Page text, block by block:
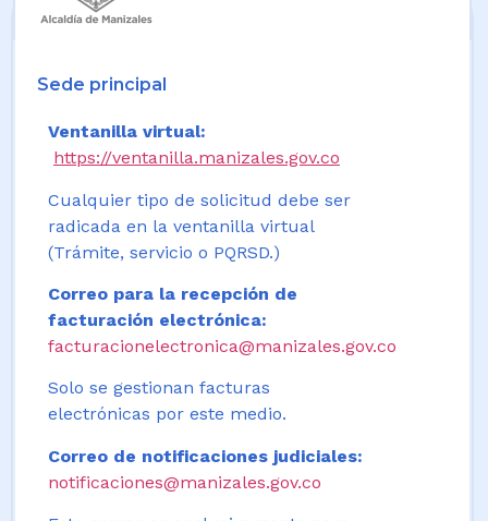
Sede principal
Ventanilla virtual:
https://ventanilla.manizales.gov.co
Cualquier tipo de solicitud debe ser
radicada en la ventanilla virtual
(Trámite, servicio o PQRSD.)
Correo para la recepción de
facturación electrónica:
facturacionelectronica@manizales.gov.co
Solo se gestionan facturas
electrónicas por este medio.
Correo de notificaciones judiciales:
notificaciones@manizales.gov.co